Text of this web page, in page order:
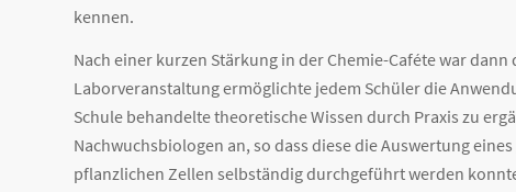
kennen.
Nach einer kurzen Stärkung in der Chemie-Caféte war
Laborveranstaltung ermöglichte jedem Schüler die
Schule behandelte theoretische Wissen durch Praxis zu
Nachwuchsbiologen an, so dass diese die Auswertung
pflanzlichen Zellen selbständig durchgeführt werden